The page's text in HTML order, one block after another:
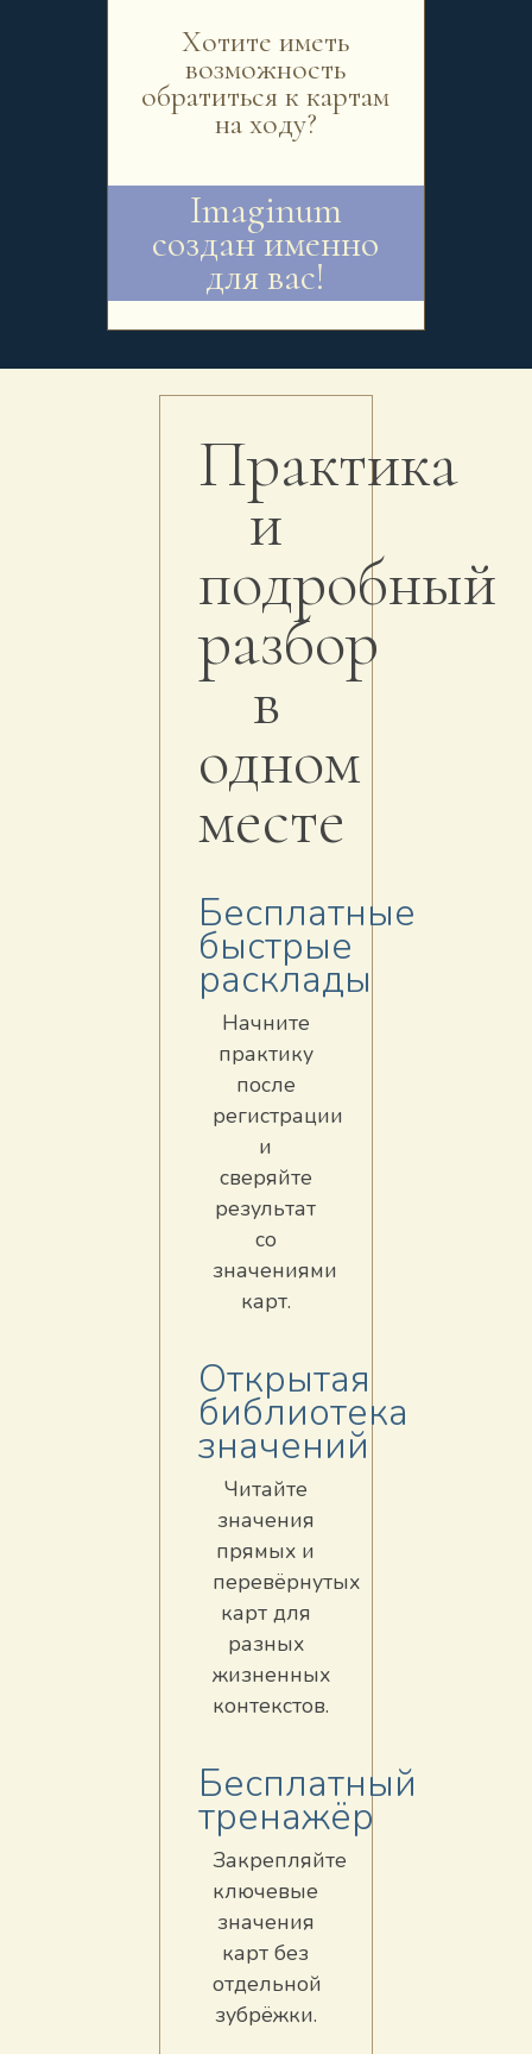
Хотите иметь
возможность
обратиться к картам
на ходу?
Imaginum
создан именно
для вас!
Практика
и
подробный
разбор
в
одном
месте
Бесплатные
быстрые
расклады
Начните
практику
после
регистрации
и
сверяйте
результат
со
значениями
карт.
Открытая
библиотека
значений
Читайте
значения
прямых и
перевёрнутых
карт для
разных
жизненных
контекстов.
Бесплатный
тренажёр
Закрепляйте
ключевые
значения
карт без
отдельной
зубрёжки.